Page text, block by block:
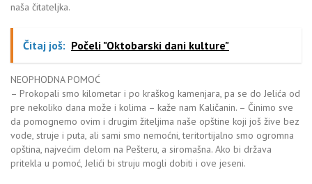
naša čitateljka.
Čitaj još: Počeli "Oktobarski dani kulture"
NEOPHODNA POMOĆ
– Prokopali smo kilometar i po kraškog kamenjara, pa se do Jelića od
pre nekoliko dana može i kolima – kaže nam Kaličanin. – Činimo sve
da pomognemo ovim i drugim žiteljima naše opštine koji još žive bez
vode, struje i puta, ali sami smo nemoćni, teritortijalno smo ogromna
opština, najvećim delom na Pešteru, a siromašna. Ako bi država
pritekla u pomoć, Jelići bi struju mogli dobiti i ove jeseni.